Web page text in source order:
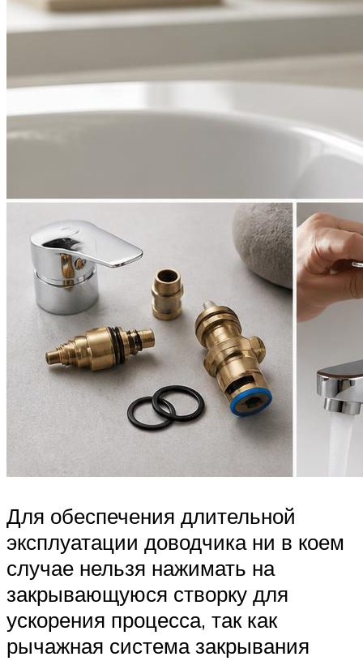
Для обеспечения длительной
эксплуатации доводчика ни в коем
случае нельзя нажимать на
закрывающуюся створку для
ускорения процесса, так как
рычажная система закрывания